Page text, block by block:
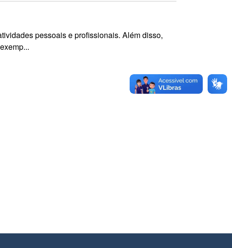
pessoais e profissionais. Além disso,